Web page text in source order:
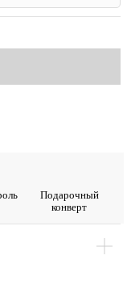
Подарочный
конверт